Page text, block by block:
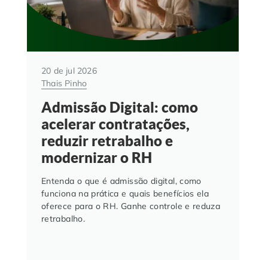
20 de jul 2026
Thais Pinho
Admissão Digital: como
acelerar contratações,
reduzir retrabalho e
modernizar o RH
Entenda o que é admissão digital, como
funciona na prática e quais benefícios ela
oferece para o RH. Ganhe controle e reduza
retrabalho.